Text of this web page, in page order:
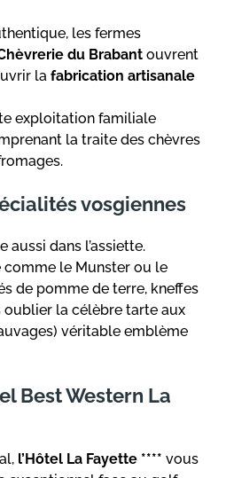
les fermes
du Brabant ouvrent
la fabrication artisanale
exploitation familiale
la traite des chèvres
vosgiennes
aussi dans l’assiette.
comme le Munster ou le
de pomme de terre, kneffes
oublier la célèbre tarte aux
véritable emblème
Best Western La
l’Hôtel La Fayette **** vous